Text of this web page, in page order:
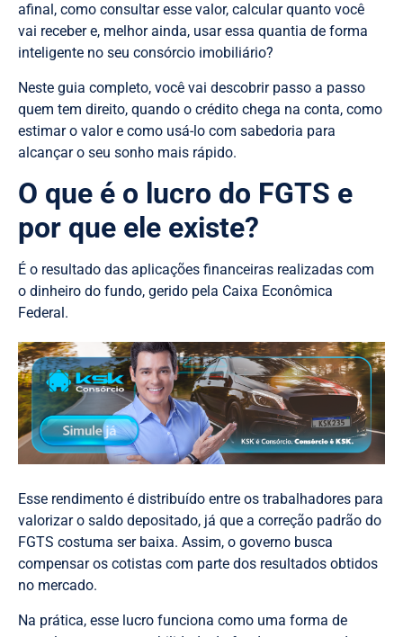
afinal, como consultar esse valor, calcular quanto você
vai receber e, melhor ainda, usar essa quantia de forma
inteligente no seu consórcio imobiliário?
Neste guia completo, você vai descobrir passo a passo
quem tem direito, quando o crédito chega na conta, como
estimar o valor e como usá-lo com sabedoria para
alcançar o seu sonho mais rápido.
O que é o lucro do FGTS e
por que ele existe?
É o resultado das aplicações financeiras realizadas com
o dinheiro do fundo, gerido pela Caixa Econômica
Federal.
Esse rendimento é distribuído entre os trabalhadores para
valorizar o saldo depositado, já que a correção padrão do
FGTS costuma ser baixa. Assim, o governo busca
compensar os cotistas com parte dos resultados obtidos
no mercado.
Na prática, esse lucro funciona como uma forma de